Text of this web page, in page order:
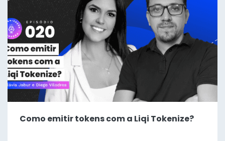
Como emitir tokens com a Liqi Tokenize?